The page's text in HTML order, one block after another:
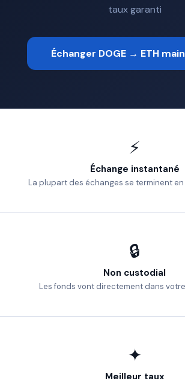
taux garanti
Échanger DOGE → ETH
⚡
Échange instantané
La plupart des échanges se terminent
🔒
Non custodial
Les fonds vont directement dans
✦